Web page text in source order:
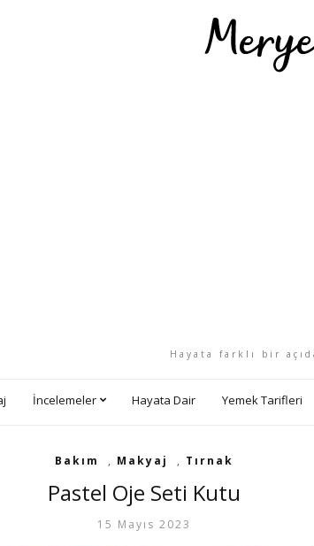
Hayata farklı bir
İncelemeler Hayata Dair Yemek Tarifleri
Bakım , Makyaj , Tırnak
Pastel Oje Seti Kutu
15 Mayıs 2023